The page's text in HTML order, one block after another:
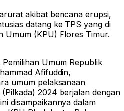
akibat bencana erupsi,
datang ke TPS yang di
Umum (KPU) Flores Timur.
Pemilihan Umum Republik
Afifuddin,
umum pelaksanaan
2024 berjalan dengan
disampaikannya dalam